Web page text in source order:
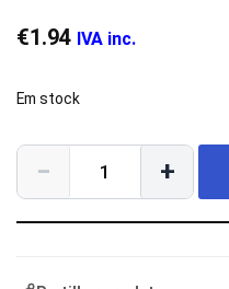
€1.94 IVA inc.
Em stock
− +